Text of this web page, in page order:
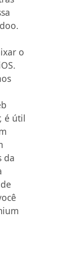
o
é útil
da